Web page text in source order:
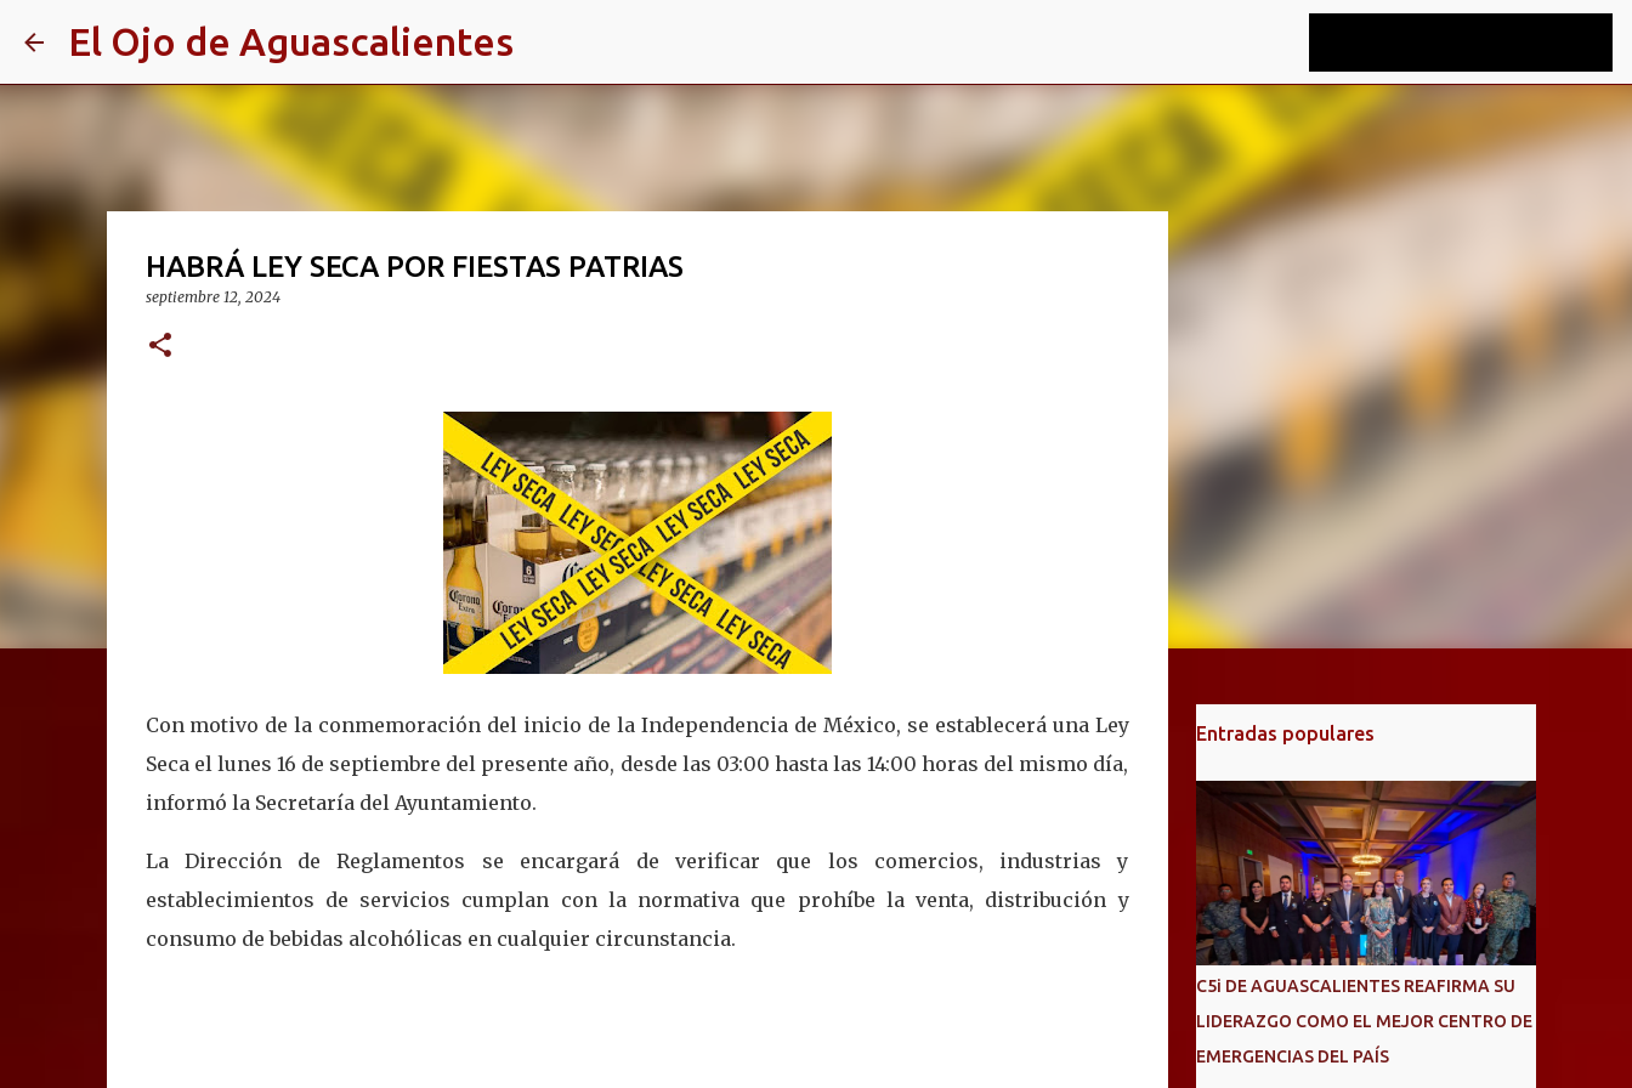
El Ojo de Aguascalientes
HABRÁ LEY SECA POR FIESTAS PATRIAS
septiembre 12, 2024
Con motivo de la conmemoración del inicio de la Independencia de México, se establecerá una Ley
Seca el lunes 16 de septiembre del presente año, desde las 03:00 hasta las 14:00 horas del mismo día,
informó la Secretaría del Ayuntamiento.
La Dirección de Reglamentos se encargará de verificar que los comercios, industrias y
establecimientos de servicios cumplan con la normativa que prohíbe la venta, distribución y
consumo de bebidas alcohólicas en cualquier circunstancia.
Entradas populares
C5i DE AGUASCALIENTES REAFIRMA SU
LIDERAZGO COMO EL MEJOR CENTRO DE
EMERGENCIAS DEL PAÍS